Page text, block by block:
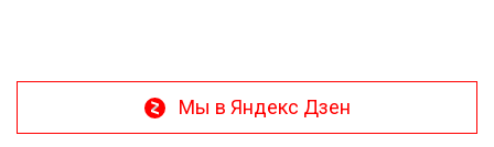
Мы в Яндекс Дзен